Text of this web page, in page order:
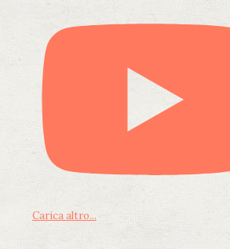
Carica altro...